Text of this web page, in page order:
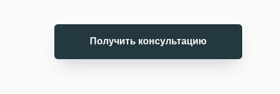
Получить консультацию